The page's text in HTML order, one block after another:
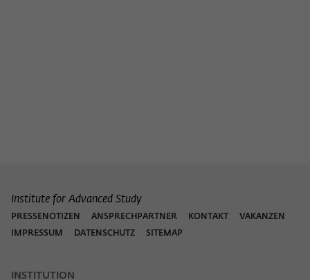
Institute for Advanced Study
PRESSENOTIZEN ANSPRECHPARTNER KONTAKT
VAKANZEN
IMPRESSUM
DATENSCHUTZ SITEMAP
INSTITUTION